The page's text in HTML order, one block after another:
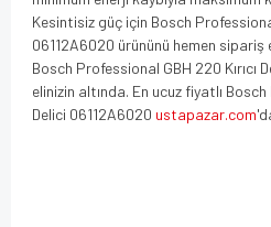
Kesintisiz güç için Bosch
06112A6020 ürününü hemen sipariş
Bosch Professional GBH 220 Kırıcı
elinizin altında. En ucuz fiyatlı Bosch
Delici 06112A6020 ustapazar.com